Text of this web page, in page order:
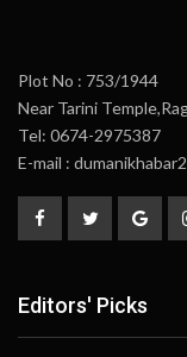
Plot No : 753/1944
Near Tarini
Tel: 0674-2975387
E-mail :
Editors' Picks